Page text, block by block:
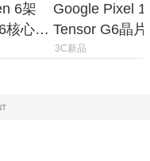
6架
核心效
Google Pixel
Tensor G6晶
元
3C新品